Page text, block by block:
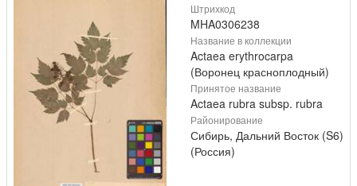
Штрихкод
MHA0306238
Название в коллекции
Actaea erythrocarpa
(Воронец красноплодный)
Принятое название
Actaea rubra subsp. rubra
Районирование
Сибирь, Дальний Восток (S6)
(Россия)